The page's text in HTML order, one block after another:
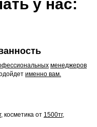
у нас:
менеджеров
именно вам.
, косметика от 1500тг,